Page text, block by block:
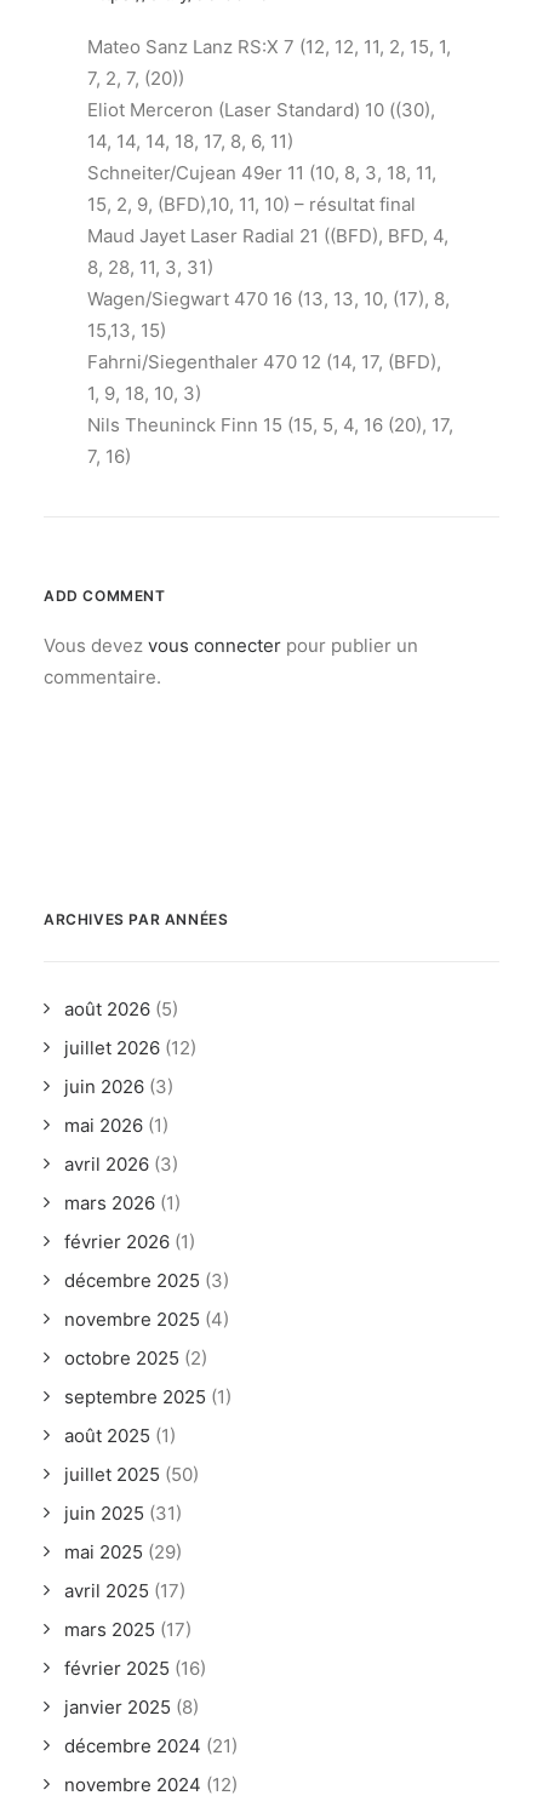
Mateo Sanz Lanz RS:X 7 (12, 12, 11, 2, 15, 1,
7, 2, 7, (20))
Eliot Merceron (Laser Standard) 10 ((30),
14, 14, 14, 18, 17, 8, 6, 11)
Schneiter/Cujean 49er 11 (10, 8, 3, 18, 11,
15, 2, 9, (BFD),10, 11, 10) – résultat final
Maud Jayet Laser Radial 21 ((BFD), BFD, 4,
8, 28, 11, 3, 31)
Wagen/Siegwart 470 16 (13, 13, 10, (17), 8,
15,13, 15)
Fahrni/Siegenthaler 470 12 (14, 17, (BFD),
1, 9, 18, 10, 3)
Nils Theuninck Finn 15 (15, 5, 4, 16 (20), 17,
7, 16)
ADD COMMENT
Vous devez vous connecter pour publier un
commentaire.
ARCHIVES PAR ANNÉES
août 2026 (5)
juillet 2026 (12)
juin 2026 (3)
mai 2026 (1)
avril 2026 (3)
mars 2026 (1)
février 2026 (1)
décembre 2025 (3)
novembre 2025 (4)
octobre 2025 (2)
septembre 2025 (1)
août 2025 (1)
juillet 2025 (50)
juin 2025 (31)
mai 2025 (29)
avril 2025 (17)
mars 2025 (17)
février 2025 (16)
janvier 2025 (8)
décembre 2024 (21)
novembre 2024 (12)